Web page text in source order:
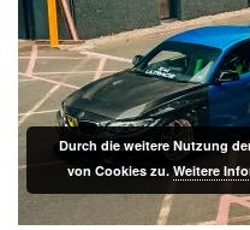
Durch die weitere Nutzung
von Cookies zu.Weitere